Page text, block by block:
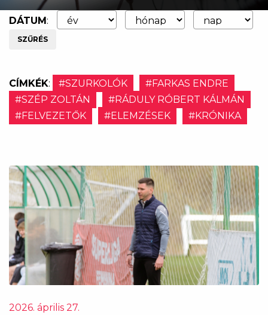
DÁTUM:
SZŰRÉS
CÍMKÉK: #SZURKOLÓK
#FARKAS ENDRE
#SZÉP ZOLTÁN
#RÁDULY RÓBERT KÁLMÁN
#FELVEZETŐK
#ELEMZÉSEK #KRÓNIKA
2026. április 27.